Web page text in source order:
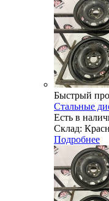
Быстрый
Стальные
Есть в
Склад:
Подробнее